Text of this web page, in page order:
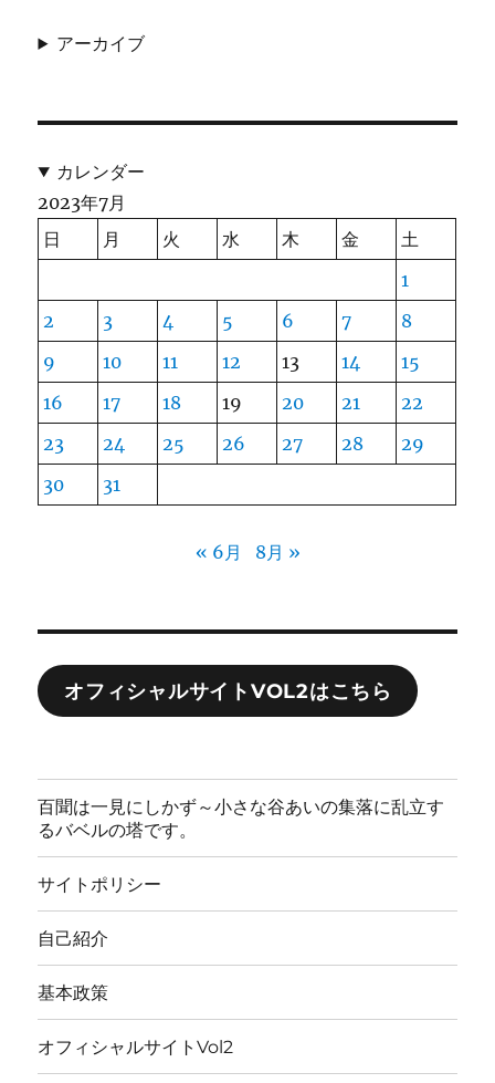
アーカイブ
カレンダー
2023年7月
日
月 火 水 木 金
土
1
2
3 4 5 6 7
8
9
10 11 12 13 14
15
16
17 18 19 20 21
22
23
24 25 26 27 28
29
30
31
« 6月 8月 »
オフィシャルサイトVOL2はこちら
百聞は一見にしかず～小さな谷あいの集落に乱立す
るバベルの塔です。
サイトポリシー
自己紹介
基本政策
オフィシャルサイトVol2